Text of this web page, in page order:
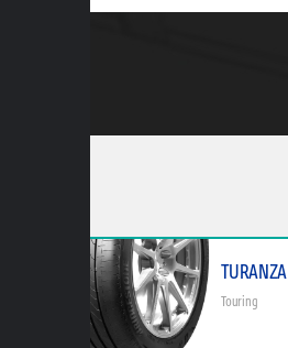
TURANZA
Touring